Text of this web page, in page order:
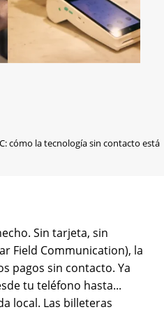
cómo la tecnología sin contacto está
Sin tarjeta, sin
Field Communication), la
pagos sin contacto. Ya
tu teléfono hasta...
local. Las billeteras